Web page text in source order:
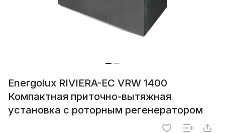
Energolux RIVIERA-EC VRW 1400
Компактная приточно-вытяжная
установка с роторным регенератором